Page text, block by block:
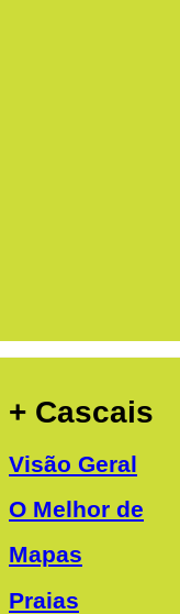
+ Cascais
Visão Geral
O Melhor de
Mapas
Praias